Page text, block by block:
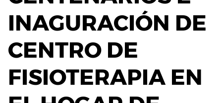
INAGURACIÓN DE
CENTRO DE
FISIOTERAPIA EN